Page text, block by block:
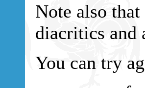
Note also
diacritics and
You can try